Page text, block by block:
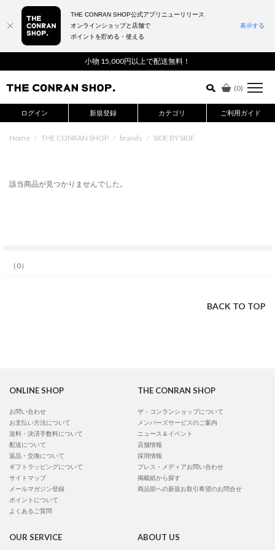
小物 15,000円以上で配送無料！
(0)
ログイン 新規登録 カテゴリ ご利用ガイド
詳細検索はこちら
Home / THE CONRAN SHOP / brands / SIDE BY SIDE
該当商品が見つかりませんでした。
（0）
BACK TO TOP
ONLINE SHOP
お問い合わせ
お支払い方法について
送料・決済手数料について
配送について
返品・交換について
ギフトラッピングについて
サイトマップ
メールマガジン登録
ポイントについて
よくあるご質問
THE CONRAN SHOP
ザ・コンランショップについて
メンバーズサービスのご案内
ニュース＆イベント
店舗情報
採用情報
プレス・メディアお問い合わせ
掲載紙から探す
商品部への新規お取引希望のお問合せ
OUR SERVICE ABOUT US
THE CONRAN SHOP公式アプリニューリリース
オンラインショップと店舗で
ポイントを貯める・使える
表示する